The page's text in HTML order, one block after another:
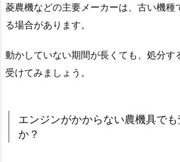
菱農機などの主要メーカーは、古い機種
る場合があります。
動かしていない期間が長くても、処分す
受けてみましょう。
エンジンがかからない農機具で
か？